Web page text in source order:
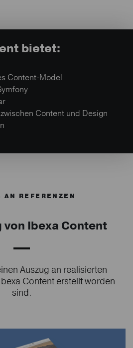
bietet:
Content-Model
Content und Design
AN REFERENZEN
von Ibexa Content
Auszug an realisierten
Content erstellt worden
sind.